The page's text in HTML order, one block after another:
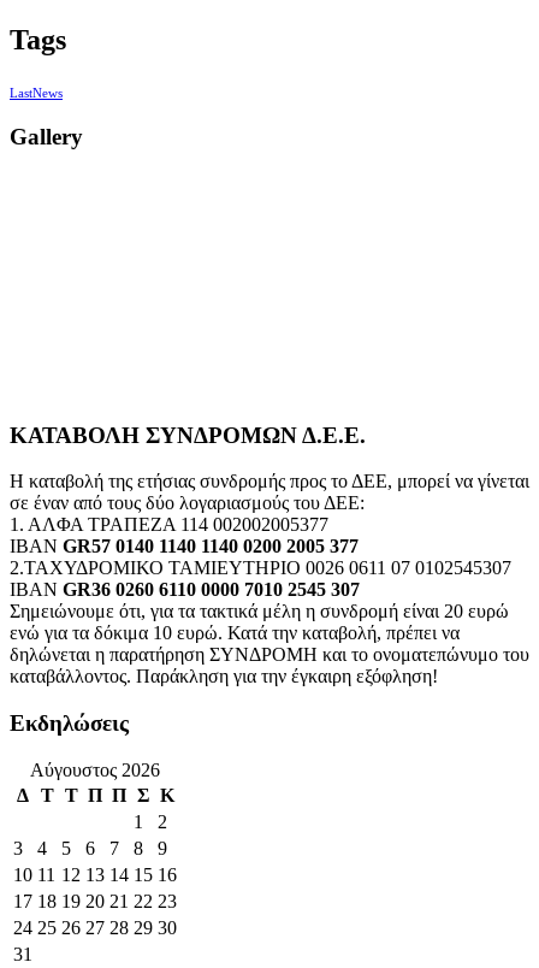
Tags
LastNews
Gallery
ΚΑΤΑΒΟΛΗ ΣΥΝΔΡΟΜΩΝ Δ.Ε.Ε.
Η καταβολή της ετήσιας συνδρομής προς το ΔΕΕ, μπορεί να γίνεται
σε έναν από τους δύο λογαριασμούς του ΔΕΕ:
1. ΑΛΦΑ ΤΡΑΠΕΖΑ 114 002002005377
IBAN GR57 0140 1140 1140 0200 2005 377
2.ΤΑΧΥΔΡΟΜΙΚΟ ΤΑΜΙΕΥΤΗΡΙΟ 0026 0611 07 0102545307
IBAN GR36 0260 6110 0000 7010 2545 307
Σημειώνουμε ότι, για τα τακτικά μέλη η συνδρομή είναι 20 ευρώ
ενώ για τα δόκιμα 10 ευρώ. Κατά την καταβολή, πρέπει να
δηλώνεται η παρατήρηση ΣΥΝΔΡΟΜΗ και το ονοματεπώνυμο του
καταβάλλοντος. Παράκληση για την έγκαιρη εξόφληση!
Εκδηλώσεις
Αύγουστος 2026
Δ Τ Τ Π Π Σ Κ
1
2
3
4 5 6 7 8
9
10 11 12 13 14 15 16
17 18 19 20 21 22 23
24 25 26 27 28 29 30
31